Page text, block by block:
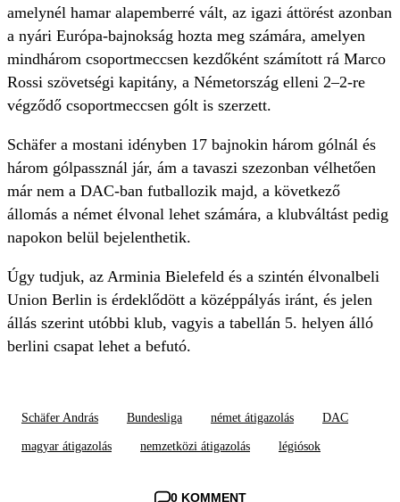
amelynél hamar alapemberré vált, az igazi áttörést azonban
a nyári Európa-bajnokság hozta meg számára, amelyen
mindhárom csoportmeccsen kezdőként számított rá Marco
Rossi szövetségi kapitány, a Németország elleni 2–2-re
végződő csoportmeccsen gólt is szerzett.
Schäfer a mostani idényben 17 bajnokin három gólnál és
három gólpassznál jár, ám a tavaszi szezonban vélhetően
már nem a DAC-ban futballozik majd, a következő
állomás a német élvonal lehet számára, a klubváltást pedig
napokon belül bejelenthetik.
Úgy tudjuk, az Arminia Bielefeld és a szintén élvonalbeli
Union Berlin is érdeklődött a középpályás iránt, és jelen
állás szerint utóbbi klub, vagyis a tabellán 5. helyen álló
berlini csapat lehet a befutó.
Schäfer András Bundesliga német átigazolás DAC
magyar átigazolás nemzetközi átigazolás légiósok
0 KOMMENT